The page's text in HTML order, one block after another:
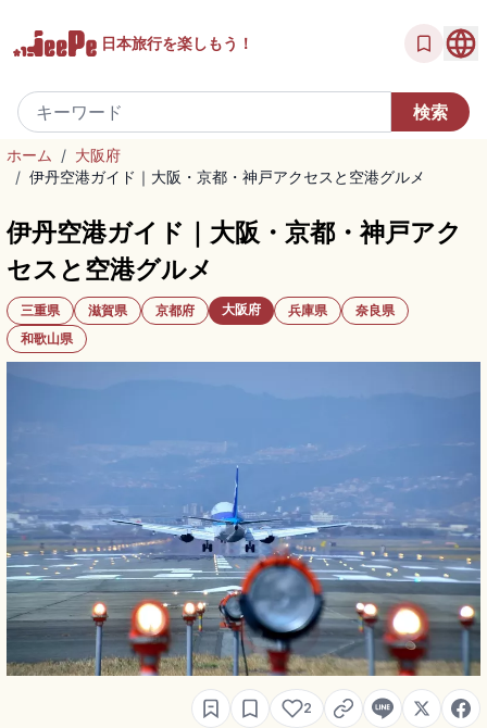
日本旅行を楽しもう！
ホーム / 大阪府
/ 伊丹空港ガイド｜大阪・京都・神戸アクセスと空港グルメ
伊丹空港ガイド｜大阪・京都・神戸アク
セスと空港グルメ
三重県 滋賀県 京都府 大阪府 兵庫県
奈良県
和歌山県
2